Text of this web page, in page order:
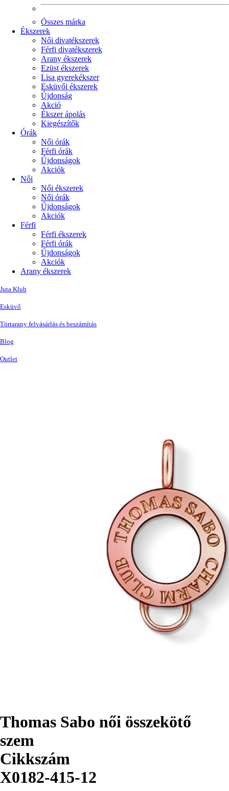
Összes márka
Ékszerek
Női divatékszerek
Férfi divatékszerek
Arany ékszerek
Ezüst ékszerek
Lisa gyerekékszer
Esküvői ékszerek
Újdonság
Akció
Ékszer ápolás
Kiegészítők
Órák
Női órák
Férfi órák
Újdonságok
Akciók
Női
Női ékszerek
Női órák
Újdonságok
Akciók
Férfi
Férfi ékszerek
Férfi órák
Újdonságok
Akciók
Arany ékszerek
Juta Klub
Esküvő
Törtarany felvásárlás és beszámítás
Blog
Outlet
Thomas Sabo női összekötő
szem
Cikkszám
X0182-415-12